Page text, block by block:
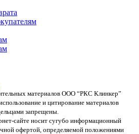
материалов ООО “РКС Клинкер”
и цитирование материалов
запрещены.
сайте носит сугубо информационный
офертой, определяемой положениями